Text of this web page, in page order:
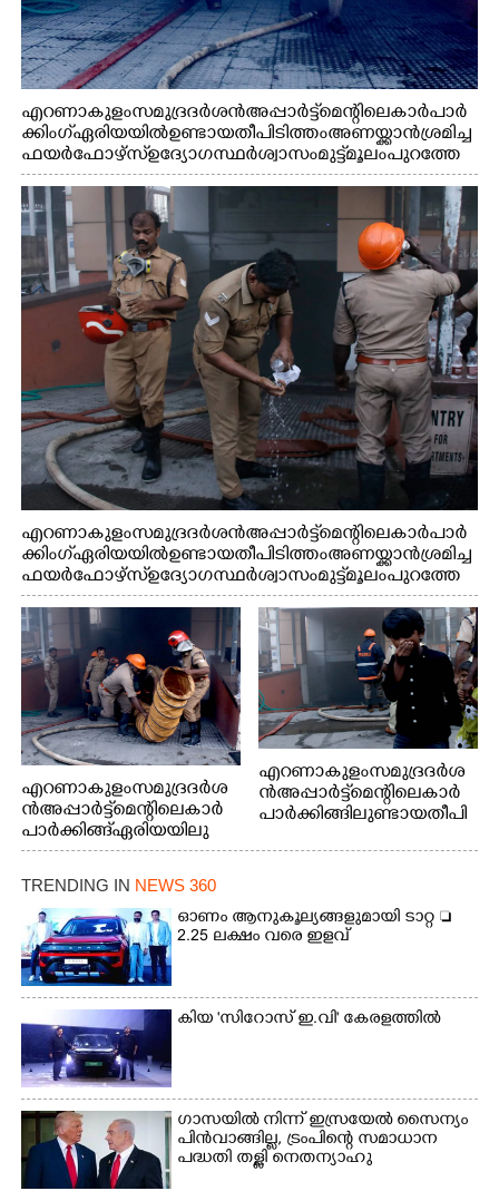
എറണാകുളം സമുദ്ര ദർശൻ അപ്പാർട്ട്മെന്റിലെ കാർ പാർ
ക്കിംഗ് ഏരിയയിൽ ഉണ്ടായ തീപിടിത്തം അണയ്ക്കാൻ ശ്രമിച്ച
ഫയർഫോഴ്സ് ഉദ്യോഗസ്ഥർ ശ്വാസം മുട്ട് മൂലം പുറത്തേ
ക്കിറങ്ങി വരുന്നു
എറണാകുളം സമുദ്ര ദർശൻ അപ്പാർട്ട്മെന്റിലെ കാർ പാർ
ക്കിംഗ് ഏരിയയിൽ ഉണ്ടായ തീപിടിത്തം അണയ്ക്കാൻ ശ്രമിച്ച
ഫയർഫോഴ്സ് ഉദ്യോഗസ്ഥർ ശ്വാസം മുട്ട് മൂലം പുറത്തേ
ക്കിറങ്ങി മുഖം കഴുകുന്നു
എറണാകുളം സമുദ്ര ദർശ
ൻ അപ്പാർട്ട്മെന്റിലെ കാർ
പാർക്കിങ്ങ് ഏരിയയിലു
ണ്ടായ തീപിടിത്തം അണ
യ്ക്കാൻ ശ്രമിക്കുന്ന ഫയർ
ഫോഴ്സ് ഉദ്യോഗസ്ഥർ
എറണാകുളം സമുദ്ര ദർശ
ൻ അപ്പാർട്ട്മെന്റിലെ കാർ
പാർക്കിങ്ങിലുണ്ടായ തീപി
കാരണം സമീപത്ത് കൂടി
TRENDING IN NEWS 360
ഓണം ആനുകൂല്യങ്ങളുമായി ടാറ്റ 
2.25 ലക്ഷം വരെ ഇളവ്
കിയ 'സിറോസ് ഇ.വി' കേരളത്തിൽ
ഗാസയിൽ നിന്ന് ഇസ്രയേൽ സൈന്യം
പിൻവാങ്ങില്ല, ട്രംപിന്റെ സമാധാന
പദ്ധതി തള്ളി നെതന്യാഹു